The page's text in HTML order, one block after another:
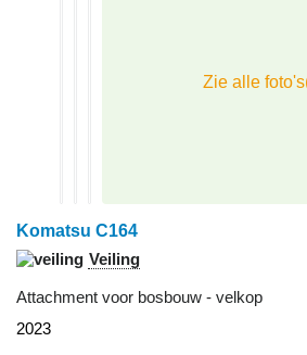
Komatsu C164
Veiling
Attachment voor bosbouw - velkop
2023